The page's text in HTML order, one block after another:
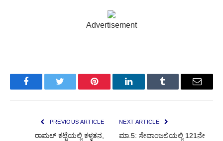
Advertisement
FacebookTwitter PinterestLinkedInTumblr Email
PREVIOUS ARTICLE
ರಾಮಲ್ ಕಟ್ಟೆಯಲ್ಲಿ ಕಳ್ಳತನ,
NEXT ARTICLE
ಮಾ.5: ಸೇವಾಂಜಲಿಯಲ್ಲಿ 121ನೇ